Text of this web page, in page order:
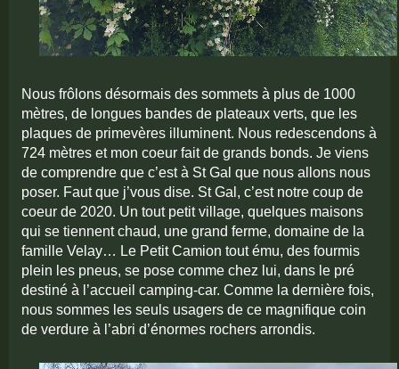
Nous frôlons désormais des sommets à plus de 1000
mètres, de longues bandes de plateaux verts, que les
plaques de primevères illuminent. Nous redescendons à
724 mètres et mon coeur fait de grands bonds. Je viens
de comprendre que c’est à St Gal que nous allons nous
poser. Faut que j’vous dise. St Gal, c’est notre coup de
coeur de 2020. Un tout petit village, quelques maisons
qui se tiennent chaud, une grand ferme, domaine de la
famille Velay… Le Petit Camion tout ému, des fourmis
plein les pneus, se pose comme chez lui, dans le pré
destiné à l’accueil camping-car. Comme la dernière fois,
nous sommes les seuls usagers de ce magnifique coin
de verdure à l’abri d’énormes rochers arrondis.